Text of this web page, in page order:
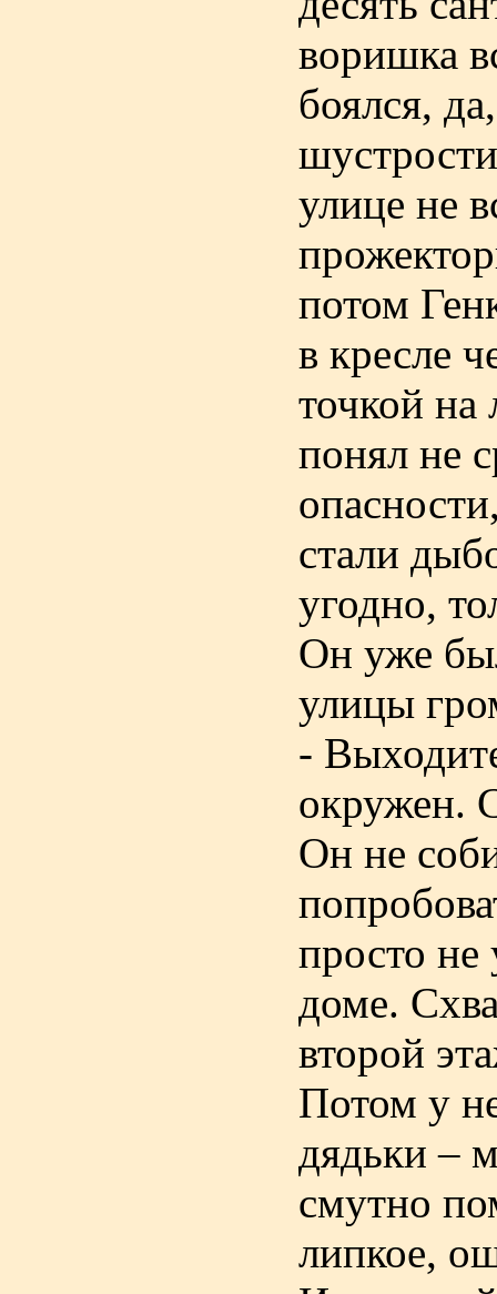
воришка
боялся,
улице не
потом
в кресле
точкой
понял не
стали
угодно,
Он уже
улицы
-
окружен.
Он не
просто
доме.
второй
Потом у
дядьки –
смутно
липкое,